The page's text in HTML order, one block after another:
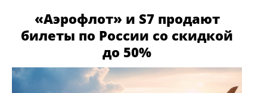
«Аэрофлот» и S7 продают
билеты по России со скидкой
до 50%